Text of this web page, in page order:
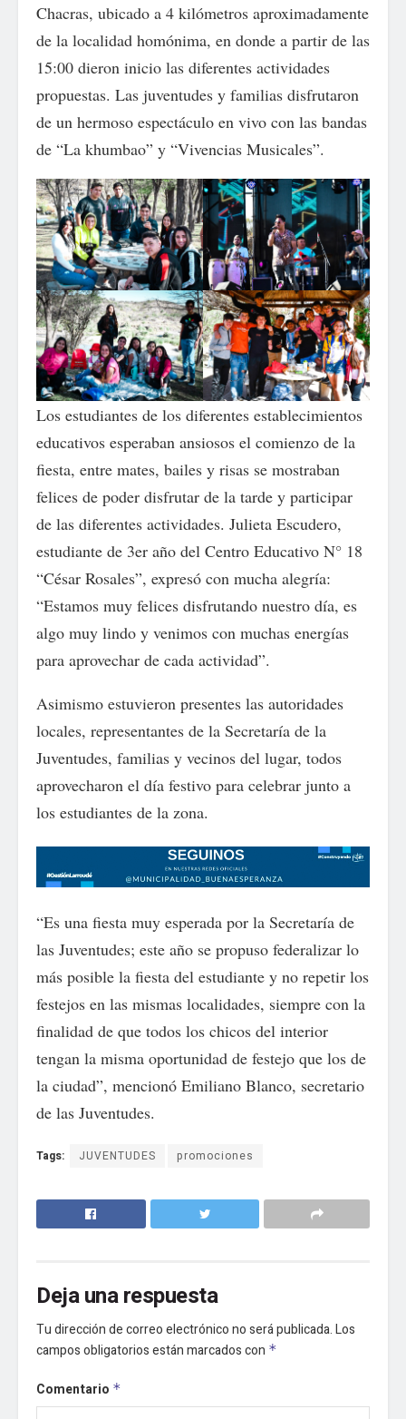
Chacras, ubicado a 4 kilómetros aproximadamente
de la localidad homónima, en donde a partir de las
15:00 dieron inicio las diferentes actividades
propuestas. Las juventudes y familias disfrutaron
de un hermoso espectáculo en vivo con las bandas
de “La khumbao” y “Vivencias Musicales”.
Los estudiantes de los diferentes establecimientos
educativos esperaban ansiosos el comienzo de la
fiesta, entre mates, bailes y risas se mostraban
felices de poder disfrutar de la tarde y participar
de las diferentes actividades. Julieta Escudero,
estudiante de 3er año del Centro Educativo N° 18
“César Rosales”, expresó con mucha alegría:
“Estamos muy felices disfrutando nuestro día, es
algo muy lindo y venimos con muchas energías
para aprovechar de cada actividad”.
Asimismo estuvieron presentes las autoridades
locales, representantes de la Secretaría de la
Juventudes, familias y vecinos del lugar, todos
aprovecharon el día festivo para celebrar junto a
los estudiantes de la zona.
“Es una fiesta muy esperada por la Secretaría de
las Juventudes; este año se propuso federalizar lo
más posible la fiesta del estudiante y no repetir los
festejos en las mismas localidades, siempre con la
finalidad de que todos los chicos del interior
tengan la misma oportunidad de festejo que los de
la ciudad”, mencionó Emiliano Blanco, secretario
de las Juventudes.
Tags: JUVENTUDES promociones
Deja una respuesta
Tu dirección de correo electrónico no será publicada.Los
campos obligatorios están marcados con *
Comentario *